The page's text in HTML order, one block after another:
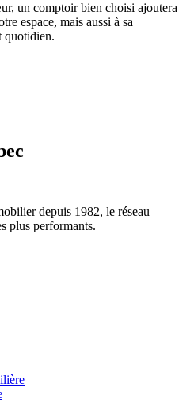
un comptoir bien choisi ajoutera
espace, mais aussi à sa
quotidien.
depuis 1982, le réseau
plus performants.